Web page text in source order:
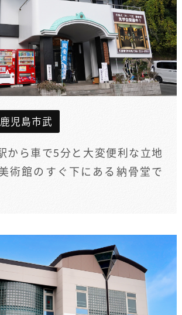
鹿児島市武
から車で5分と大変便利な立地
術館のすぐ下にある納骨堂で